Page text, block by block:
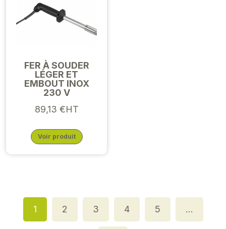
FER À SOUDER
LÉGER ET
EMBOUT INOX
230 V
89,13 €HT
Voir produit
1 2 3 4 5 …